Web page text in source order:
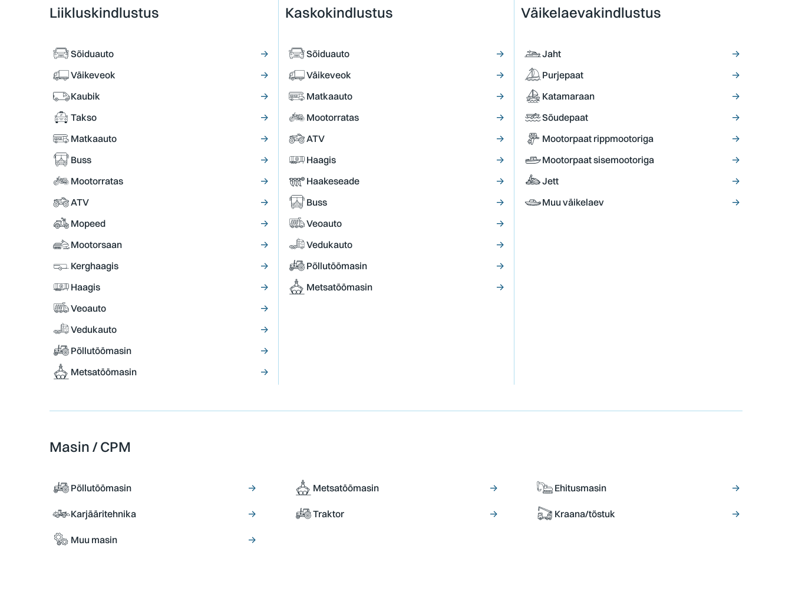
Liikluskindlustus
Sõiduauto
→
Väikeveok
→
Kaubik
→
Takso
→
Matkaauto
→
Buss
→
Mootorratas
→
ATV
→
Mopeed
→
Mootorsaan
→
Kerghaagis
→
Haagis
→
Veoauto
→
Vedukauto
→
Põllutöömasin
→
Metsatöömasin
→
Kaskokindlustus
Sõiduauto
→
Väikeveok
→
Matkaauto
→
Mootorratas
→
ATV
→
Haagis
→
Haakeseade
→
Buss
→
Veoauto
→
Vedukauto
→
Põllutöömasin
→
Metsatöömasin
→
Väikelaevakindlustus
Jaht
→
Purjepaat
→
Katamaraan
→
Sõudepaat
→
Mootorpaat rippmootoriga
→
Mootorpaat sisemootoriga
→
Jett
→
Muu väikelaev
→
Masin / CPM
Põllutöömasin → Metsatöömasin → Ehitusmasin →
Karjääritehnika → Traktor → Kraana/tõstuk →
Muu masin →